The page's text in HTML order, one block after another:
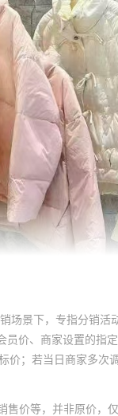
场景下，专指分销
价、商家设置的指
；若当日商家多次
价等，并非原价，仅